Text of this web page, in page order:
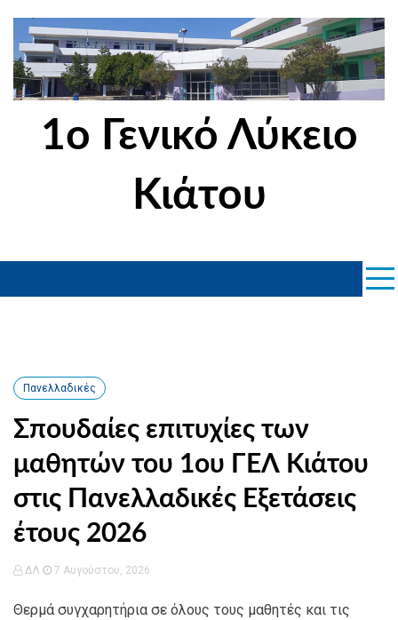
content
1ο Γενικό Λύκειο
Κιάτου
Πανελλαδικές
Σπουδαίες επιτυχίες των
μαθητών του 1ου ΓΕΛ Κιάτου
στις Πανελλαδικές Εξετάσεις
έτους 2026
ΔΛ 7 Αυγούστου, 2026
Θερμά συγχαρητήρια σε όλους τους μαθητές και τις